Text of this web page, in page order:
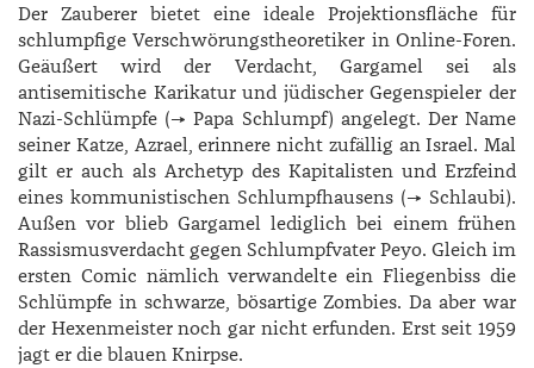
Der Zauberer bietet eine ideale Projektionsfläche für
schlumpfige Verschwörungstheoretiker in Online-Foren.
Geäußert wird der Verdacht, Gargamel sei als
antisemitische Karikatur und jüdischer Gegenspieler der
Nazi-Schlümpfe (→ Papa Schlumpf) angelegt. Der Name
seiner Katze, Azrael, erinnere nicht zufällig an Israel. Mal
gilt er auch als Archetyp des Kapitalisten und Erzfeind
eines kommunistischen Schlumpfhausens (→ Schlaubi).
Außen vor blieb Gargamel lediglich bei einem frühen
Rassismusverdacht gegen Schlumpfvater Peyo. Gleich im
ersten Comic nämlich verwandelte ein Fliegenbiss die
Schlümpfe in schwarze, bösartige Zombies. Da aber war
der Hexenmeister noch gar nicht erfunden. Erst seit 1959
jagt er die blauen Knirpse.